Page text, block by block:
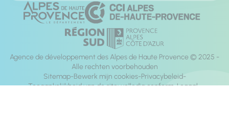
Agence de développement des Alpes de Haute Provence © 2025 -
Alle rechten voorbehouden
Sitemap Bewerk mijn cookies Privacybeleid
Toegankelijkheid van de site: volledig conform Legaal